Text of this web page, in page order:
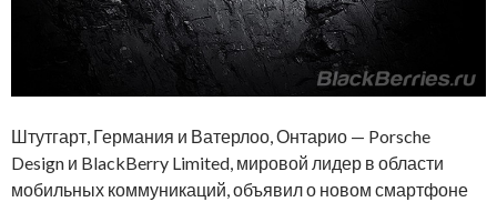
Штутгарт, Германия и Ватерлоо, Онтарио — Porsche
Design и BlackBerry Limited, мировой лидер в области
мобильных коммуникаций, объявил о новом смартфоне